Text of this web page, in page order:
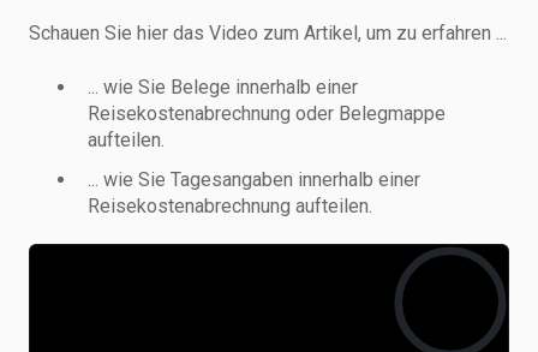
Schauen Sie hier das Video zum Artikel, um zu erfahren ...
... wie Sie Belege innerhalb einer
Reisekostenabrechnung oder Belegmappe
aufteilen.
... wie Sie Tagesangaben innerhalb einer
Reisekostenabrechnung aufteilen.